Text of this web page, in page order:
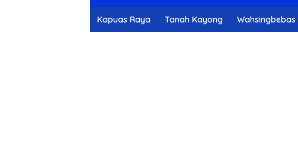
Kapuas Raya Tanah Kayong Wahsingbebas